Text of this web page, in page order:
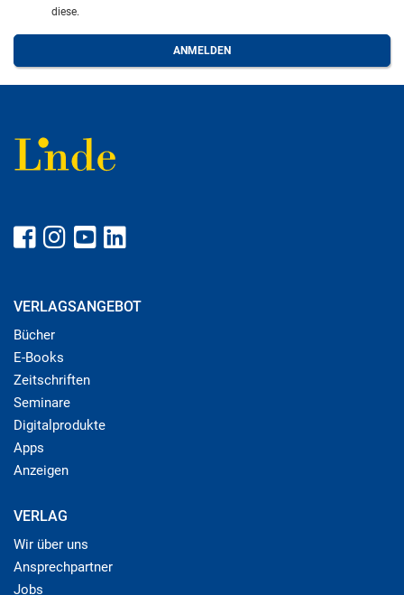
diese.
VERLAGSANGEBOT
Bücher
E-Books
Zeitschriften
Seminare
Digitalprodukte
Apps
Anzeigen
VERLAG
Wir über uns
Ansprechpartner
Jobs